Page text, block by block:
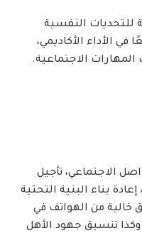
للتحديات النفسية
في الأداء الأكاديمي،
الاجتماعية.
الاجتماعي، تأجيل
بناء البنية التحتية
خالية من الهواتف في
وكذا تنسيق جهود الأهل